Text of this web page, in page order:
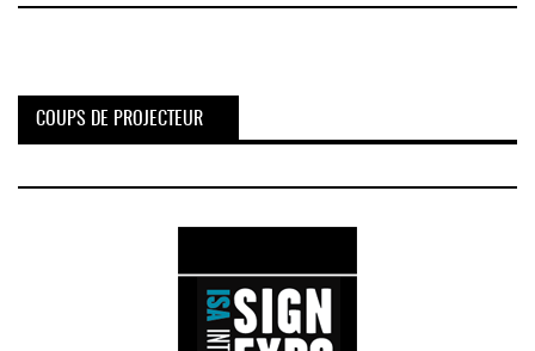
COUPS DE PROJECTEUR